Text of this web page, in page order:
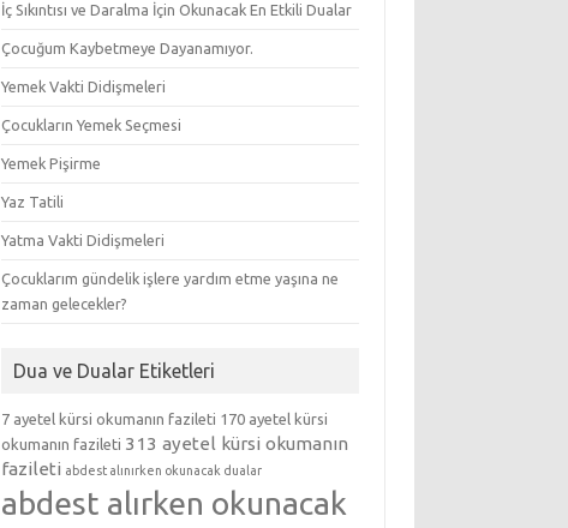
İç Sıkıntısı ve Daralma İçin Okunacak En Etkili Dualar
Çocuğum Kaybetmeye Dayanamıyor.
Yemek Vakti Didişmeleri
Çocukların Yemek Seçmesi
Yemek Pişirme
Yaz Tatili
Yatma Vakti Didişmeleri
Çocuklarım gündelik işlere yardım etme yaşına ne
zaman gelecekler?
Dua ve Dualar Etiketleri
7 ayetel kürsi okumanın fazileti 170 ayetel kürsi
okumanın fazileti 313 ayetel kürsi okumanın
fazileti abdest alınırken okunacak dualar
abdest alırken okunacak